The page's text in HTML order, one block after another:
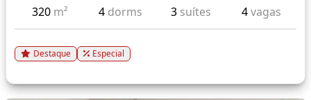
320 m² 4 dorms 3 suítes 4vagas
Destaque Especial